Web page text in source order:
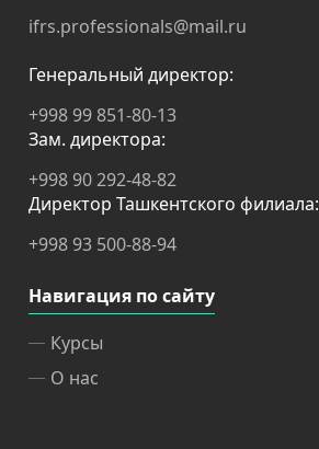
ifrs.professionals@mail.ru
Генеральный директор:
+998 99 851-80-13
Зам. директора:
+998 90 292-48-82
Директор Ташкентского филиала:
+998 93 500-88-94
Навигация по сайту
Курсы
О нас